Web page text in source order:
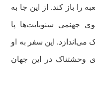
را باز کند. از این جا به
جهنمی سنوبایت‌ها پا
می‌اندازد. این سفر به او
وحشتناک در این جهان